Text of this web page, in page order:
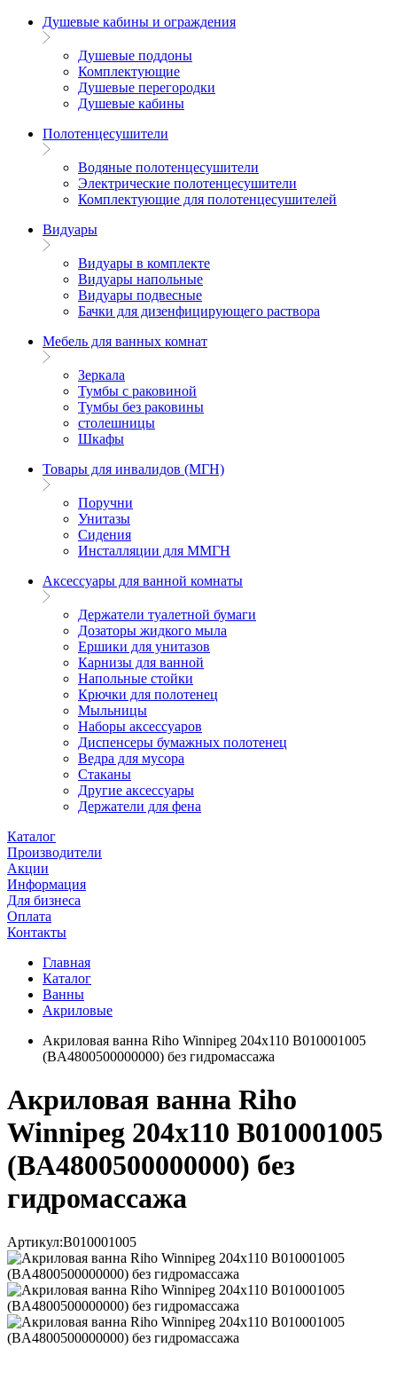
Душевые кабины и ограждения
Душевые поддоны
Комплектующие
Душевые перегородки
Душевые кабины
Полотенцесушители
Водяные полотенцесушители
Электрические полотенцесушители
Комплектующие для полотенцесушителей
Видуары
Видуары в комплекте
Видуары напольные
Видуары подвесные
Бачки для дизенфицирующего раствора
Мебель для ванных комнат
Зеркала
Тумбы с раковиной
Тумбы без раковины
столешницы
Шкафы
Товары для инвалидов (МГН)
Поручни
Унитазы
Сидения
Инсталляции для ММГН
Аксессуары для ванной комнаты
Держатели туалетной бумаги
Дозаторы жидкого мыла
Ершики для унитазов
Карнизы для ванной
Напольные стойки
Крючки для полотенец
Мыльницы
Наборы аксессуаров
Диспенсеры бумажных полотенец
Ведра для мусора
Стаканы
Другие аксессуары
Держатели для фена
Каталог
Производители
Акции
Информация
Для бизнеса
Оплата
Контакты
Главная
Каталог
Ванны
Акриловые
Акриловая ванна Riho Winnipeg 204x110 B010001005
(BA4800500000000) без гидромассажа
Акриловая ванна Riho
Winnipeg 204x110 B010001005
(BA4800500000000) без
гидромассажа
Артикул:B010001005